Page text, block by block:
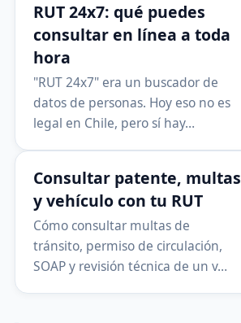
RUT 24x7: qué puedes
consultar en línea a toda
hora
"RUT 24x7" era un buscador de
datos de personas. Hoy eso no es
legal en Chile, pero sí hay…
Consultar patente, multas
y vehículo con tu RUT
Cómo consultar multas de
tránsito, permiso de circulación,
SOAP y revisión técnica de un v…